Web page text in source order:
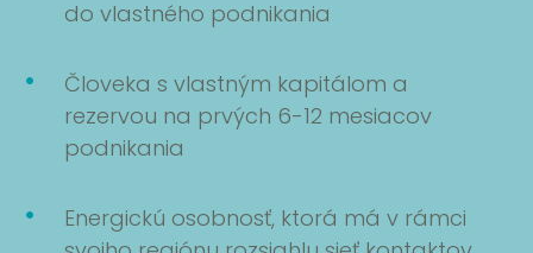
do vlastného podnikania
Človeka s vlastným kapitálom a
rezervou na prvých 6-12 mesiacov
podnikania
Energickú osobnosť, ktorá má v rámci